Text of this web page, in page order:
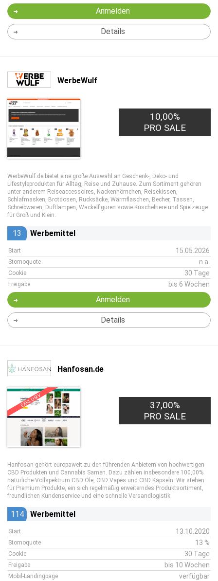
Anmelden
Details
WerbeWulf
10,00%
PRO SALE
WerbeWulf.de bietet eine große Auswahl an Geschenk-, Deko- und
Lifestyleprodukten für Alltag, Reise und Zuhause. Zum Sortiment gehören
unter anderem Reiseaccessoires, Nackenhörnchen, Reisekissen,
Schlafmasken, Brotdosen, Rucksäcke, Wärmflaschen, Becher, Tassen,
Schreibwaren, Duftlampen, Wackelfiguren sowie Kuscheltiere und Spielzeuge
für Groß und Klein.
13 Werbemittel
Start 15.05.2026
Stornoquote n.a.
Cookie 30 Tage
Freigabe bis 6 Wochen
Anmelden
Details
Hanfosan.de
EXKLUSIV
37,00%
PRO SALE
Hanfosan gehört europaweit zu den führenden Anbietern von hochwertigen
CBD Produkten und Cannabis Samen. Dazu zählen insbesondere 100,00%
natürliche Vollspektrum CBD Öle, CBD Vapes und CBD Kapseln. Wir stehen
für Premium Produkte, ein sich regelmäßig erweiterndes Produktsortiment,
freundlichen Kundenservice und eine schnelle Versandlogistik.
114 Werbemittel
Start 13.10.2020
Stornoquote 13 %
Cookie 30 Tage
Freigabe bis 10 Wochen
Mobil-Landingpage verfügbar